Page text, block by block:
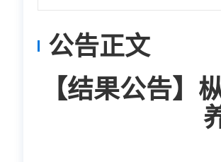
公告正文
【结果公告